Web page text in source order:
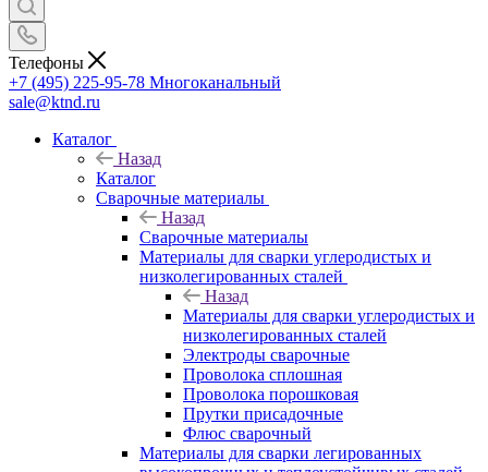
Телефоны
+7 (495) 225-95-78 Многоканальный
sale@ktnd.ru
Каталог
Назад
Каталог
Сварочные материалы
Назад
Сварочные материалы
Материалы для сварки углеродистых и
низколегированных сталей
Назад
Материалы для сварки углеродистых и
низколегированных сталей
Электроды сварочные
Проволока сплошная
Проволока порошковая
Прутки присадочные
Флюс сварочный
Материалы для сварки легированных